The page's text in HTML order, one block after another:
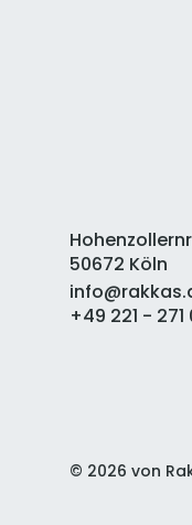
50672 Köln
+49 221 - 271
© 2026 von